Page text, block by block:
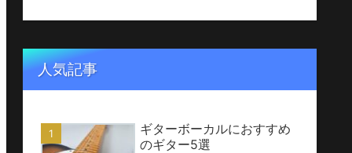
人気記事
ギターボーカルにおすすめ
のギター5選